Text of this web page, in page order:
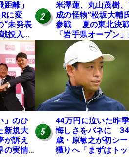
離」
に変
未発表
投入し
えにい
アーの
2
米澤蓮、丸山茂樹、
成の怪物”松坂大輔
参戦 夏の東北決
「岩手県オープン
日開幕
」のひ
新規大
訴え
の実情
5
44万円に泣いた昨
悔しさをバネに 34
歳・原敏之が初シ
獲りへ「まずはト